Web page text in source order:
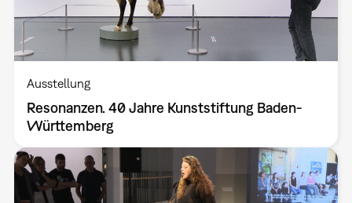
Ausstellung
Resonanzen. 40 Jahre Kunststiftung Baden-
Württemberg